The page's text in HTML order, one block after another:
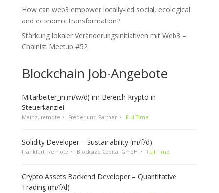
How can web3 empower locally-led social, ecological
and economic transformation?
Stärkung lokaler Veränderungsinitiativen mit Web3 –
Chainist Meetup #52
Blockchain Job-Angebote
Mitarbeiter_in(m/w/d) im Bereich Krypto in
Steuerkanzlei
Mainz, remote Freber und Partner Full Time
Solidity Developer – Sustainability (m/f/d)
Frankfurt, Remote Blocksize Capital GmbH Full Time
Crypto Assets Backend Developer – Quantitative
Trading (m/f/d)